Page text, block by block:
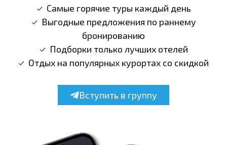
Самые горячие туры каждый день
Выгодные предложения по раннему
бронированию
Подборки только лучших отелей
Отдых на популярных курортах со скидкой
Вступить в группу